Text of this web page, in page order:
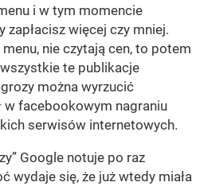
i w tym momencie
zapłacisz więcej czy mniej.
nie czytają cen, to potem
te publikacje
można wyrzucić
facebookowym nagraniu
serwisów internetowych.
Google notuje po raz
wydaje się, że już wtedy miała